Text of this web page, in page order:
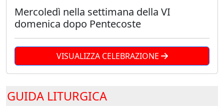
Mercoledì nella settimana della VI
domenica dopo Pentecoste
VISUALIZZA CELEBRAZIONE
GUIDA LITURGICA